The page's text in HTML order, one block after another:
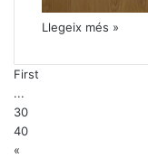
Llegeix més »
First
...
30
40
«